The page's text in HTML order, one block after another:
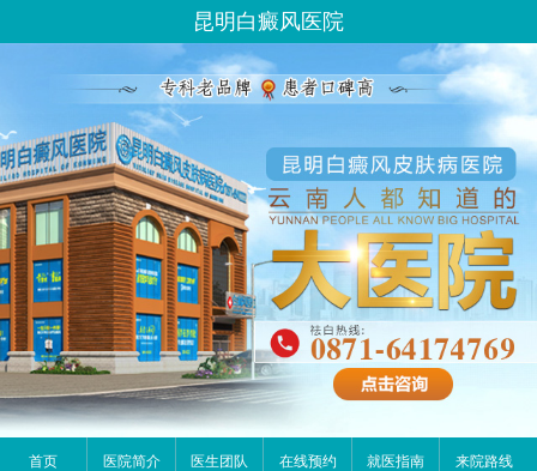
昆明白癜风医院
首页 医院简介 医生团队 在线预约 就医指南 来院路线